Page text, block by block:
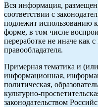
Вся информация,
соответствии с
подлежит использованию
форме, в том числе
переработке не иначе как
правообладателя.
Примерная тематика и
информационная,
политическая,
культурно-
законодательством